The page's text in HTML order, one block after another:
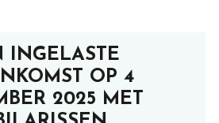
INGELASTE
OP 4
2025 MET